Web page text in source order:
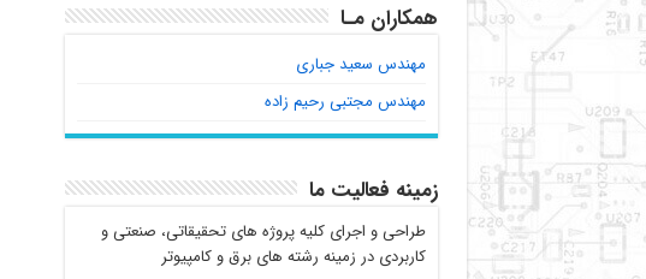
همکاران مـا
مهندس سعید جباری
مهندس مجتبی رحیم زاده
زمینه فعالیت ما
طراحی و اجرای کلیه پروژه های تحقیقاتی، صنعتی و
کاربردی در زمینه رشته های برق و کامپیوتر